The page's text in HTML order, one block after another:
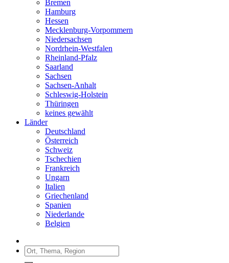
Bremen
Hamburg
Hessen
Mecklenburg-Vorpommern
Niedersachsen
Nordrhein-Westfalen
Rheinland-Pfalz
Saarland
Sachsen
Sachsen-Anhalt
Schleswig-Holstein
Thüringen
keines gewählt
Länder
Deutschland
Österreich
Schweiz
Tschechien
Frankreich
Ungarn
Italien
Griechenland
Spanien
Niederlande
Belgien